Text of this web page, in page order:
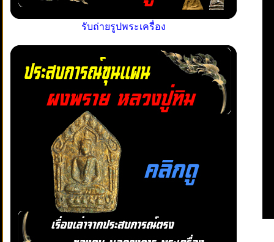
รับถ่ายรูปพระเครื่อง